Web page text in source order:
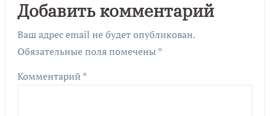
Добавить комментарий
Ваш адрес email не будет опубликован.
Обязательные поля помечены *
Комментарий *